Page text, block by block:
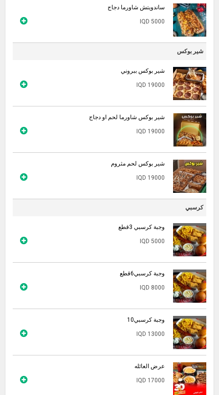
ساندويتش شاورما دجاج
IQD 5000
شير بوكس
شير بوكس ببروني
IQD 19000
شير بوكس شاورما لحم او دجاج
IQD 19000
شير بوكس لحم مثروم
IQD 19000
كرسبي
وجبة كرسبي 3قطع
IQD 5000
وجبة كرسبي6قطع
IQD 8000
وجبة كرسبي10
IQD 13000
عرض العائله
IQD 17000